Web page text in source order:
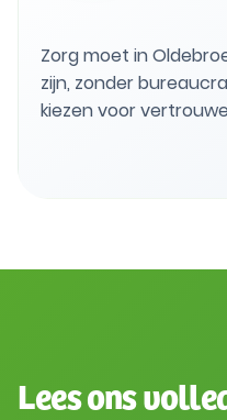
Zorg moet in
zijn, zonder
kiezen voor
komt, met positieve
Lees ons